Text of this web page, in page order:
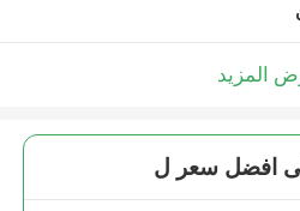
المزيد
افضل سعر ل